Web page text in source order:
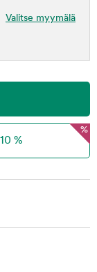
Valitse myymälä
%